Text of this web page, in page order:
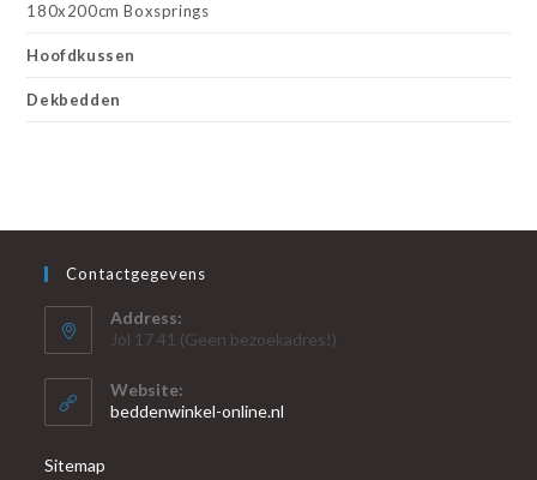
180x200cm Boxsprings
Hoofdkussen
Dekbedden
Contactgegevens
Address:
Jol 17 41 (Geen bezoekadres!)
Website:
beddenwinkel-online.nl
Sitemap